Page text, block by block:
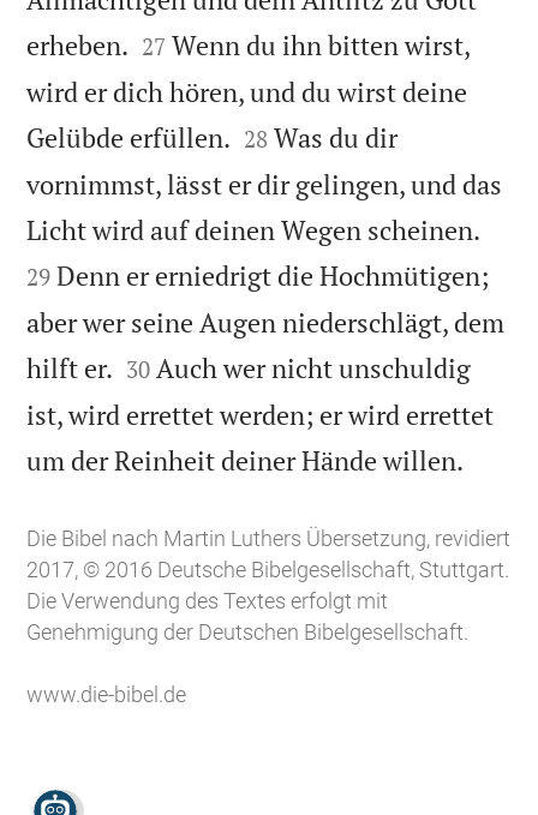
erheben. 

27 Wenn du ihn bitten wirst,
wird er dich hören, und du wirst deine
Gelübde erfüllen. 

28 Was du dir
vornimmst, lässt er dir gelingen, und das
Licht wird auf deinen Wegen scheinen.
29 Denn er erniedrigt die Hochmütigen;
aber wer seine Augen niederschlägt, dem
hilft er. 

30 Auch wer nicht unschuldig
ist, wird errettet werden; er wird errettet
um der Reinheit deiner Hände willen.
Die Bibel nach Martin Luthers Übersetzung, revidiert
2017, © 2016 Deutsche Bibelgesellschaft, Stuttgart.
Die Verwendung des Textes erfolgt mit
Genehmigung der Deutschen Bibelgesellschaft.
www.die-bibel.de